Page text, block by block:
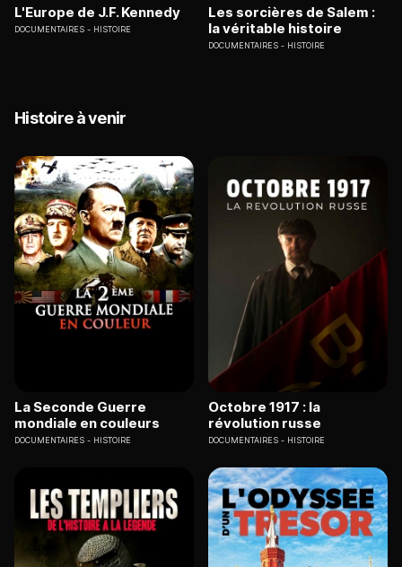
L'Europe de J.F. Kennedy
DOCUMENTAIRES HISTOIRE
Les sorcières de Salem :
la véritable histoire
DOCUMENTAIRES HISTOIRE
Histoire à venir
La Seconde Guerre
mondiale en couleurs
DOCUMENTAIRES HISTOIRE
Octobre 1917 : la
révolution russe
DOCUMENTAIRES HISTOIRE